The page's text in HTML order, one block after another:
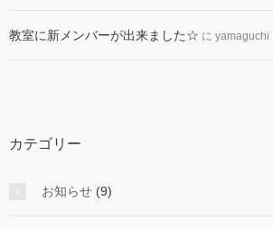
教室に新メンバーが出来ました☆ に yamaguchi
カテゴリー
お知らせ (9)